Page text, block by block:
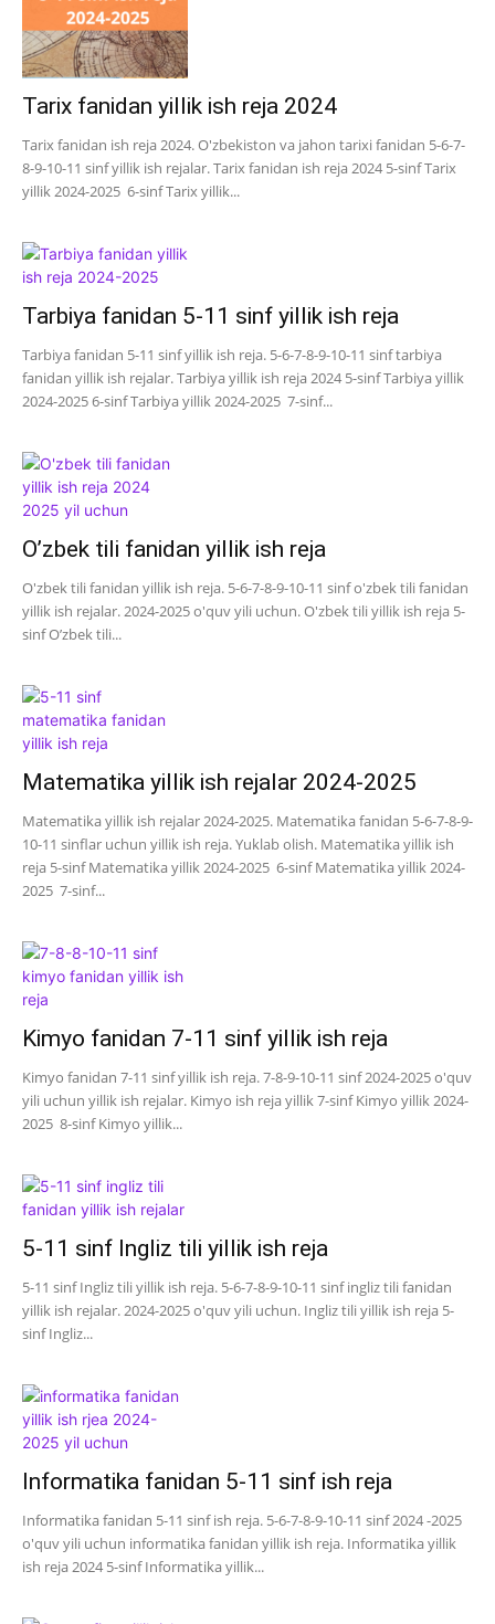
Tarix fanidan yillik ish reja 2024
Tarix fanidan ish reja 2024. O'zbekiston va jahon tarixi fanidan 5-6-7-
8-9-10-11 sinf yillik ish rejalar. Tarix fanidan ish reja 2024 5-sinf Tarix
yillik 2024-2025 6-sinf Tarix yillik...
Tarbiya fanidan 5-11 sinf yillik ish reja
Tarbiya fanidan 5-11 sinf yillik ish reja. 5-6-7-8-9-10-11 sinf tarbiya
fanidan yillik ish rejalar. Tarbiya yillik ish reja 2024 5-sinf Tarbiya yillik
2024-2025 6-sinf Tarbiya yillik 2024-2025 7-sinf...
O’zbek tili fanidan yillik ish reja
O'zbek tili fanidan yillik ish reja. 5-6-7-8-9-10-11 sinf o'zbek tili fanidan
yillik ish rejalar. 2024-2025 o'quv yili uchun. O'zbek tili yillik ish reja 5-
sinf O’zbek tili...
Matematika yillik ish rejalar 2024-2025
Matematika yillik ish rejalar 2024-2025. Matematika fanidan 5-6-7-8-9-
10-11 sinflar uchun yillik ish reja. Yuklab olish. Matematika yillik ish
reja 5-sinf Matematika yillik 2024-2025 6-sinf Matematika yillik 2024-
2025 7-sinf...
Kimyo fanidan 7-11 sinf yillik ish reja
Kimyo fanidan 7-11 sinf yillik ish reja. 7-8-9-10-11 sinf 2024-2025 o'quv
yili uchun yillik ish rejalar. Kimyo ish reja yillik 7-sinf Kimyo yillik 2024-
2025 8-sinf Kimyo yillik...
5-11 sinf Ingliz tili yillik ish reja
5-11 sinf Ingliz tili yillik ish reja. 5-6-7-8-9-10-11 sinf ingliz tili fanidan
yillik ish rejalar. 2024-2025 o'quv yili uchun. Ingliz tili yillik ish reja 5-
sinf Ingliz...
Informatika fanidan 5-11 sinf ish reja
Informatika fanidan 5-11 sinf ish reja. 5-6-7-8-9-10-11 sinf 2024 -2025
o'quv yili uchun informatika fanidan yillik ish reja. Informatika yillik
ish reja 2024 5-sinf Informatika yillik...